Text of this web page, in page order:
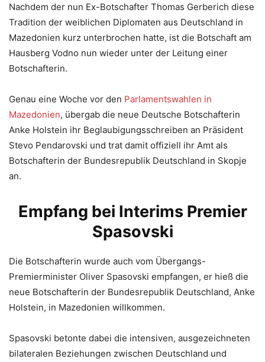
Nachdem der nun Ex-Botschafter Thomas Gerberich diese
Tradition der weiblichen Diplomaten aus Deutschland in
Mazedonien kurz unterbrochen hatte, ist die Botschaft am
Hausberg Vodno nun wieder unter der Leitung einer
Botschafterin.
Genau eine Woche vor den Parlamentswahlen in
Mazedonien, übergab die neue Deutsche Botschafterin
Anke Holstein ihr Beglaubigungsschreiben an Präsident
Stevo Pendarovski und trat damit offiziell ihr Amt als
Botschafterin der Bundesrepublik Deutschland in Skopje
an.
Empfang bei Interims Premier
Spasovski
Die Botschafterin wurde auch vom Übergangs-
Premierminister Oliver Spasovski empfangen, er hieß die
neue Botschafterin der Bundesrepublik Deutschland, Anke
Holstein, in Mazedonien willkommen.
Spasovski betonte dabei die intensiven, ausgezeichneten
bilateralen Beziehungen zwischen Deutschland und